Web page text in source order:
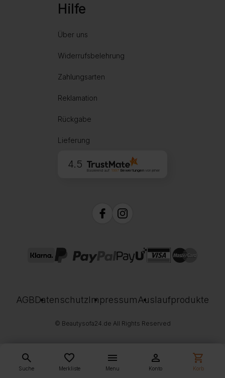
search
Suche
favorite_border
Merkliste
menu
Menu
person
Konto
shopping_cart
Korb
Hilfe
Über uns
Widerrufsbelehrung
Zahlungsarten
Reklamation
Rückgabe
Lieferung
4.5
Basierend auf 1997Bewertungen von jeher
AGBDatenschutzImpressumAuslaufprodukte
© Beautysofa24.de All Rights Reserved